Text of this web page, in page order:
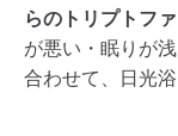
らのトリプトファ
が悪い・眠りが
合わせて、日光